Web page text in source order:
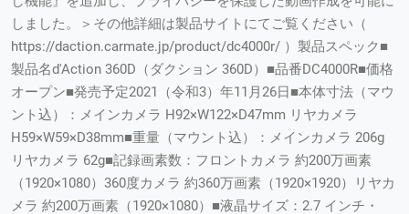
しました。＞その他詳細は製品サイトにてご覧ください（
https://daction.carmate.jp/product/dc4000r/ ）製品スペック■
製品名d'Action 360D（ダクション 360D）■品番DC4000R■価格
オープン■発売予定2021（令和3）年11月26日■本体寸法（マウ
ント込）：メインカメラ H92×W122×D47mm リヤカメラ
H59×W59×D38mm■重量（マウント込）：メインカメラ 206g
リヤカメラ 62g■記録画素数：フロントカメラ 約200万画素
（1920×1080）360度カメラ 約360万画素（1920×1920）リヤカ
メラ 約200万画素（1920×1080）■液晶サイズ：2.7 インチ・